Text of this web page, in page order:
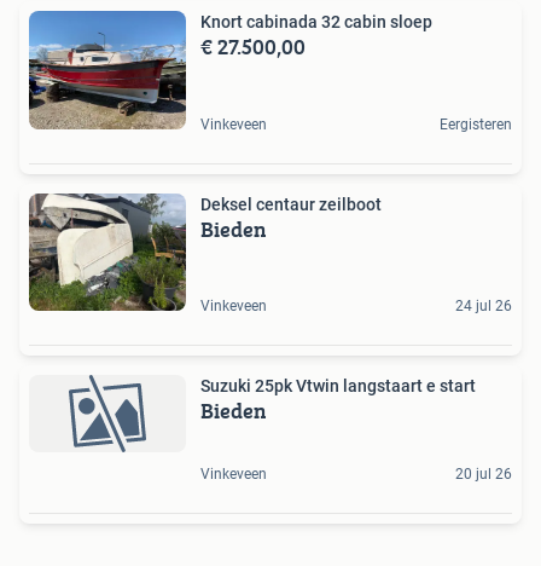
Knort cabinada 32 cabin sloep
€ 27.500,00
Vinkeveen Eergisteren
Deksel centaur zeilboot
Bieden
Vinkeveen 24 jul 26
Suzuki 25pk Vtwin langstaart e start
Bieden
Vinkeveen 20 jul 26